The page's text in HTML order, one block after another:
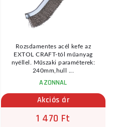
Rozsdamentes acél kefe az
EXTOL CRAFT-tól műanyag
nyéllel. Műszaki paraméterek:
240mm,hull ...
AZONNAL
Akciós ár
1 470 Ft